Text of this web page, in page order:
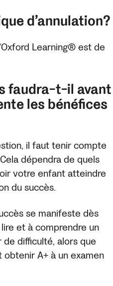
d’annulation?
Learning® est de
faudra-t-il avant
les bénéfices
il faut tenir compte
dépendra de quels
votre enfant atteindre
du succès.
se manifeste dès
et à comprendre un
de difficulté, alors que
obtenir A+ à un examen